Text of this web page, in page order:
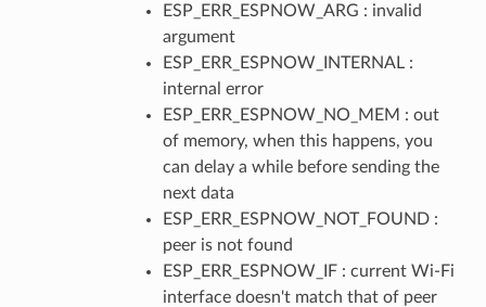
ESP_ERR_ESPNOW_ARG : invalid
argument
ESP_ERR_ESPNOW_INTERNAL :
internal error
ESP_ERR_ESPNOW_NO_MEM : out
of memory, when this happens, you
can delay a while before sending the
next data
ESP_ERR_ESPNOW_NOT_FOUND :
peer is not found
ESP_ERR_ESPNOW_IF : current Wi-Fi
interface doesn't match that of peer